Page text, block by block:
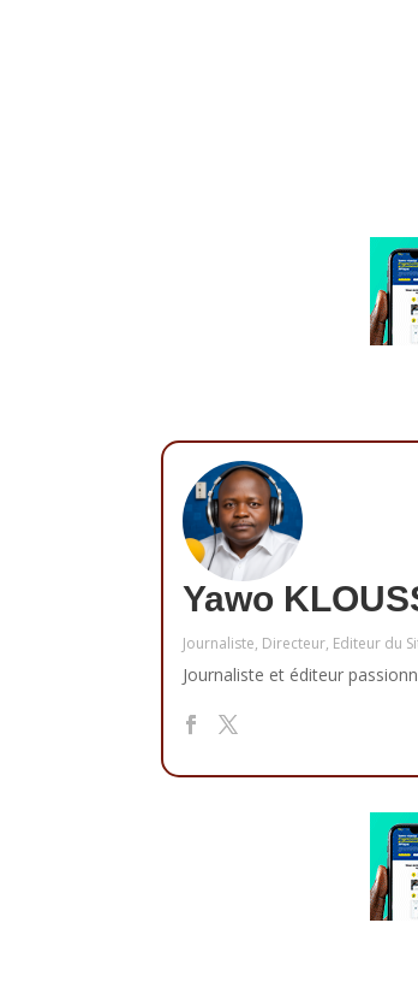
Yawo
Journaliste, Directeur, Editeur du
Journaliste et éditeur